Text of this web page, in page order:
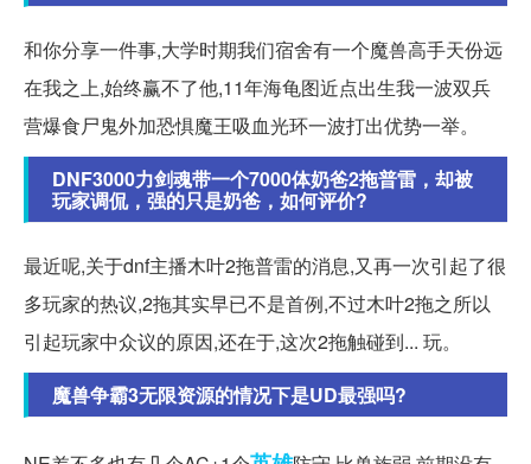
和你分享一件事,大学时期我们宿舍有一个魔兽高手天份远
在我之上,始终赢不了他,11年海龟图近点出生我一波双兵
营爆食尸鬼外加恐惧魔王吸血光环一波打出优势一举。
DNF3000力剑魂带一个7000体奶爸2拖普雷，却被
玩家调侃，强的只是奶爸，如何评价?
最近呢,关于dnf主播木叶2拖普雷的消息,又再一次引起了很
多玩家的热议,2拖其实早已不是首例,不过木叶2拖之所以
引起玩家中众议的原因,还在于,这次2拖触碰到... 玩。
魔兽争霸3无限资源的情况下是UD最强吗?